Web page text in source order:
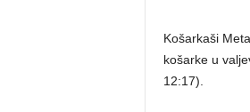
Košarkaši
košarke u
12:17).